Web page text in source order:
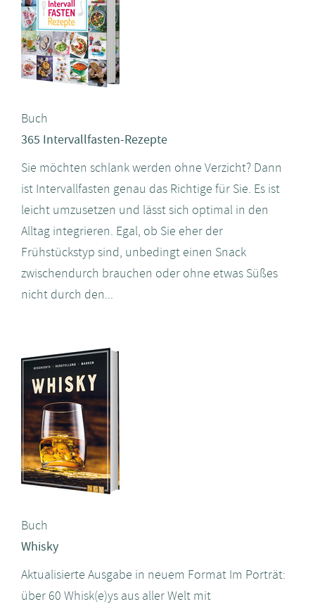
Buch
365 Intervallfasten-Rezepte
Sie möchten schlank werden ohne Verzicht? Dann
ist Intervallfasten genau das Richtige für Sie. Es ist
leicht umzusetzen und lässt sich optimal in den
Alltag integrieren. Egal, ob Sie eher der
Frühstückstyp sind, unbedingt einen Snack
zwischendurch brauchen oder ohne etwas Süßes
nicht durch den...
Buch
Whisky
Aktualisierte Ausgabe in neuem Format Im Porträt:
über 60 Whisk(e)ys aus aller Welt mit